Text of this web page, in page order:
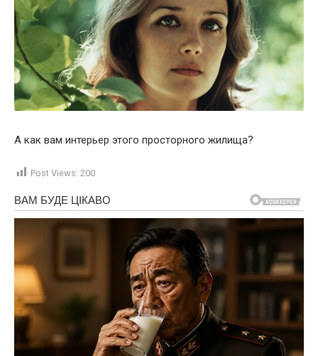
А как вам интерьер этого просторного жилища?
Post Views: 200